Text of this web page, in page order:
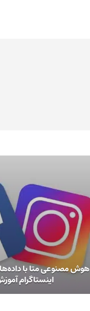
هوش مصنوعی متا با
اینستاگرام